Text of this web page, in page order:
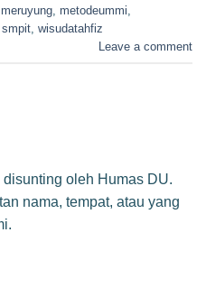
meruyung metodeummi
smpit wisudatahfiz
Leave a comment
oleh Humas DU.
nama, tempat, atau yang